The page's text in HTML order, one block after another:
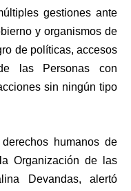
gestiones ante
y organismos de
de políticas, accesos
las Personas con
sin ningún tipo
humanos de
Organización de las
Devandas, alertó